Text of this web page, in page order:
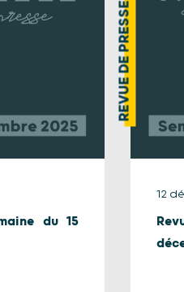
du 15
REVUE DE PRESSE
12